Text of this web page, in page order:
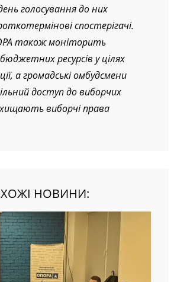
голосування до них
спостерігачі.
також моніторить
ресурсів у цілях
а громадські омбудсмени
доступ до виборчих
виборчі права
НОВИНИ: